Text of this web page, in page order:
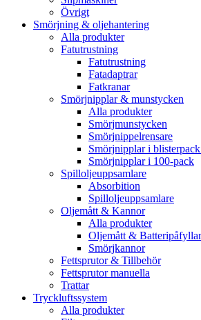
Övrigt
Smörjning & oljehantering
Alla produkter
Fatutrustning
Fatutrustning
Fatadaptrar
Fatkranar
Smörjnipplar & munstycken
Alla produkter
Smörjmunstycken
Smörjnippelrensare
Smörjnipplar i
Smörjnipplar i 100-pack
Spilloljeuppsamlare
Absorbition
Spilloljeuppsamlare
Oljemått & Kannor
Alla produkter
Oljemått &
Smörjkannor
Fettsprutor & Tillbehör
Fettsprutor manuella
Trattar
Tryckluftssystem
Alla produkter